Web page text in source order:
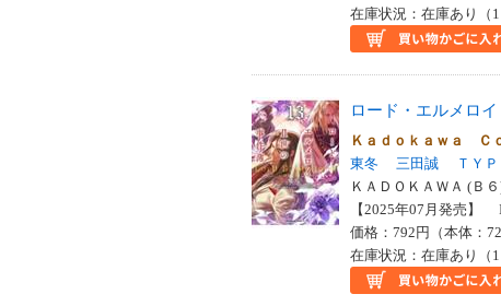
在庫状況：在庫あり（1
ロード・エルメロ
Ｋａｄｏｋａｗａ
東冬
三田誠
ＴＹ
ＫＡＤＯＫＡＷＡ (Ｂ
【2025年07月発売】
価格：792円（本体：
在庫状況：在庫あり（1